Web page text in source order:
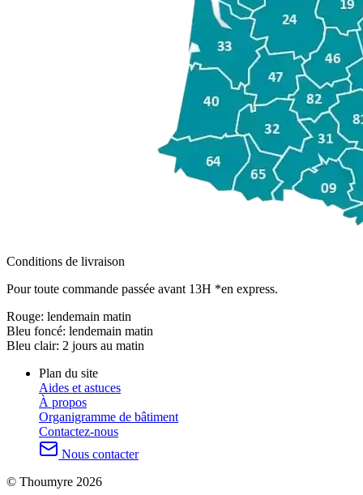
Conditions de livraison
Pour toute commande passée avant 13H *en express.
Rouge: lendemain matin
Bleu foncé: lendemain matin
Bleu clair: 2 jours au matin
Plan du site
Aides et astuces
À propos
Organigramme de bâtiment
Contactez-nous
Nous contacter
© Thoumyre 2026